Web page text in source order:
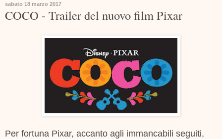
sabato 18 marzo 2017
COCO - Trailer del nuovo film Pixar
Per fortuna Pixar, accanto agli immancabili seguiti,